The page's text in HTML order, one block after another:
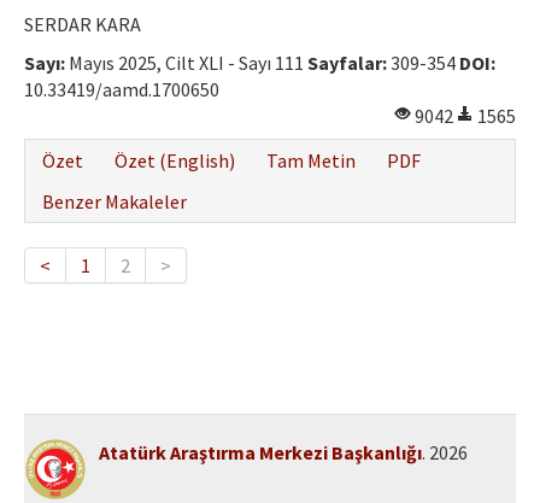
SERDAR KARA
Sayı: Mayıs 2025, Cilt XLI - Sayı 111 Sayfalar:309-354 DOI:
10.33419/aamd.1700650
9042
1565
Özet
Özet (English) Tam Metin
PDF
Benzer Makaleler
< 1 2 >
Atatürk Araştırma Merkezi Başkanlığı. 2026